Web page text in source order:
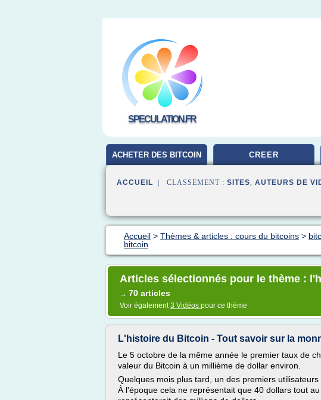
SPECULATION.FR
ACHETER DES BITCOIN CREER
ACCUEIL | CLASSEMENT : SITES, AUTEURS DE
Accueil > Thèmes & articles : cours du bitcoins >
bitcoin
Articles sélectionnés pour le thème :
→ 70 articles
Voir également3 Vidéos pour ce thème
L'histoire du Bitcoin - Tout savoir sur la
Le 5 octobre de la même année le premier taux de
valeur du Bitcoin à un millième de dollar environ.
Quelques mois plus tard, un des premiers
À l'époque cela ne représentait que 40 dollars tout